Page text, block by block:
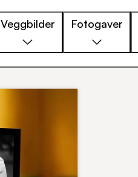
Veggbilder Fotogaver